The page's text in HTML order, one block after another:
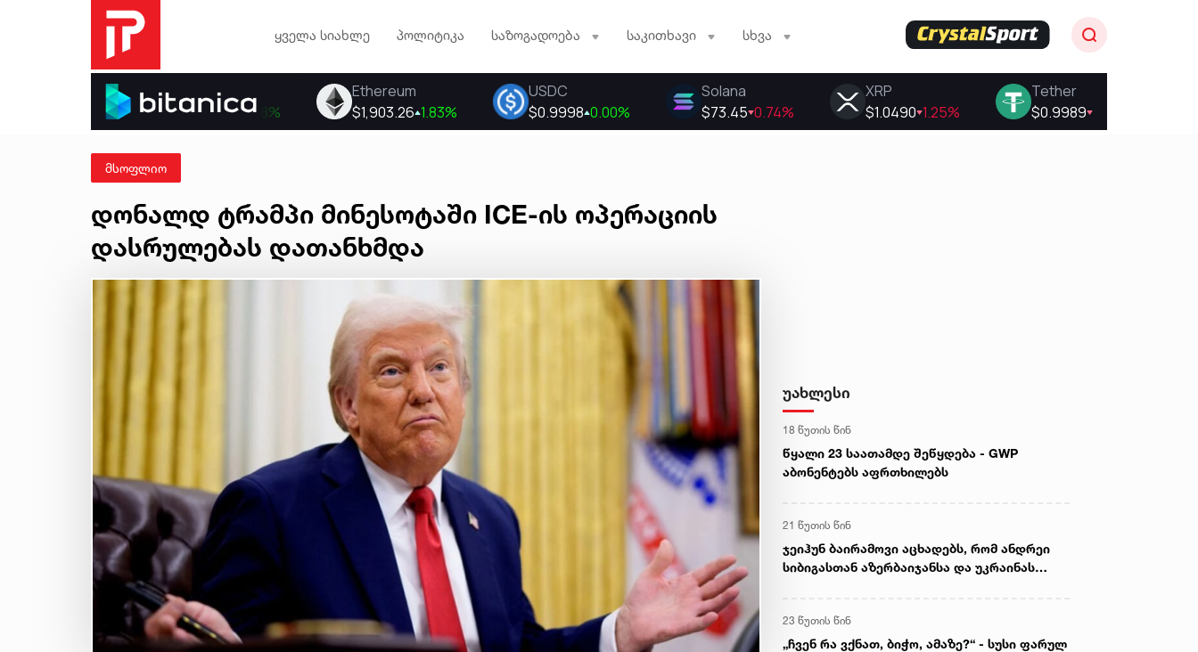
ყველა სიახლე პოლიტიკა საზოგადოება საკითხავი სხვა
მსოფლიო
დონალდ ტრამპი მინესოტაში ICE-ის ოპერაციის
დასრულებას დათანხმდა
უახლესი
18 წუთის წინ
წყალი 23 საათამდე შეწყდება - GWP
აბონენტებს აფრთხილებს
21 წუთის წინ
ჯეიჰუნ ბაირამოვი აცხადებს, რომ ანდრეი
სიბიგასთან აზერბაიჯანსა და უკრაინას
23 წუთის წინ
„ჩვენ რა ვქნათ, ბიჭო, ამაზე?“ - სუსი ფარულ